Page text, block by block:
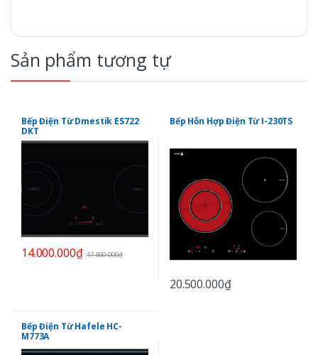
Sản phẩm tương tự
Bếp Điện Từ Dmestik ES722
DKT
14.000.000₫ 17.500.000₫
Bếp Hỗn Hợp Điện Từ I-230TS
20.500.000₫
Bếp Điện Từ Hafele HC-
M773A